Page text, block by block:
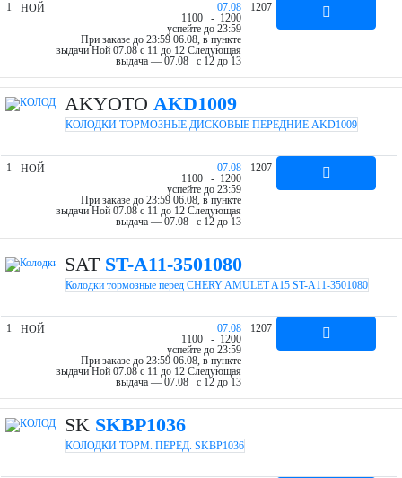
1 НОЙ
07.08
1100 - 1200
успейте до 23:59
При заказе до 23:59 06.08, в пункте
выдачи Ной 07.08 c 11 до 12 Следующая
выдача — 07.08 c 12 до 13
1207
AKYOTO AKD1009
КОЛОДКИ ТОРМОЗНЫЕ ДИСКОВЫЕ ПЕРЕДНИЕ AKD1009
1 НОЙ
07.08
1100 - 1200
успейте до 23:59
При заказе до 23:59 06.08, в пункте
выдачи Ной 07.08 c 11 до 12 Следующая
выдача — 07.08 c 12 до 13
1207
SAT ST-A11-3501080
Колодки тормозные перед CHERY AMULET A15 ST-A11-3501080
1 НОЙ
07.08
1100 - 1200
успейте до 23:59
При заказе до 23:59 06.08, в пункте
выдачи Ной 07.08 c 11 до 12 Следующая
выдача — 07.08 c 12 до 13
1207
SK SKBP1036
КОЛОДКИ ТОРМ. ПЕРЕД. SKBP1036